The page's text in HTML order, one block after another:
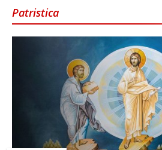
Patristica